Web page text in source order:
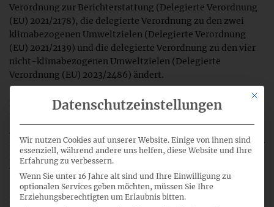
Verordnung zur Berichterstattung (Delegierte Verordnung
(EU) 2021/2178), die delegierte Verordnung zu den zwei
klimabezogenen Umweltzielen (Delegierte Verordnung
(EU) 2021/2139) und die delegierte Verordnung zu den vier
nicht-klimabezogenen Umweltzielen (Delegierte
Verordnung (EU) 2023/2486) ändert.
Die Änderungen zur Berichterstattung umfassen insb. die
Änderungen an den Meldebögen. Die Änderungen zu den
technischen Bewertungskriterien umfassen Änderungen der
DNSH-Kriterien im Hinblick auf das Umweltziel
Vermeidung und Verminderung der Umweltverschmutzung.
Die neuen EU-Vorschriften sollen bereits für das laufende
Mit
Datenschutzeinstellungen
Wir nutzen Cookies auf unserer Website. Einige von ihnen sind
essenziell, während andere uns helfen, diese Website und Ihre
Erfahrung zu verbessern.
Wenn Sie unter 16 Jahre alt sind und Ihre Einwilligung zu
optionalen Services geben möchten, müssen Sie Ihre
Erziehungsberechtigten um Erlaubnis bitten.